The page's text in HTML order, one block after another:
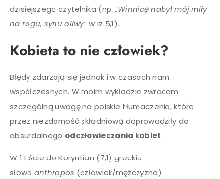
dzisiejszego czytelnika (np.„Winnicę nabył mój miły
na rogu, synu oliwy”w Iz 5,1).
Kobieta to nie człowiek?
Błędy zdarzają się jednak i w czasach nam
współczesnych. W moim wykładzie zwracam
szczególną uwagę na polskie tłumaczenia, które
przez niezdarność składniową doprowadziły do
absurdalnego odczłowieczania kobiet.
W 1 Liście do Koryntian (7,1) greckie
słowo anthropos (człowiek/mężczyzna)